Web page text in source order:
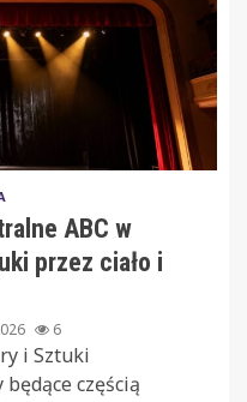
ABC w
przez ciało i
6
i Sztuki
częścią